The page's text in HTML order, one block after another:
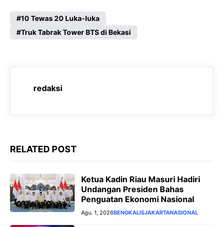
c
e
o
a
t
A
p
l
e
r
a
s
s
n
r
10 Tewas 20 Luka-luka
Truk Tabrak Tower BTS di Bekasi
redaksi
RELATED POST
Ketua Kadin Riau Masuri Hadiri
Undangan Presiden Bahas
Penguatan Ekonomi Nasional
Agu. 1, 2026BENGKALISJAKARTANASIONAL